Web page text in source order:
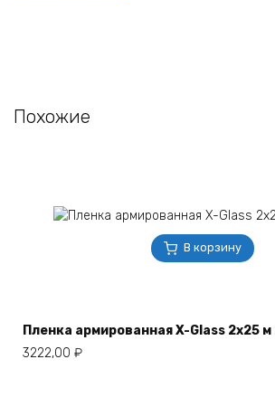
Похожие
В корзину
Пленка армированная X-Glass 2х25
3222,00 ₽